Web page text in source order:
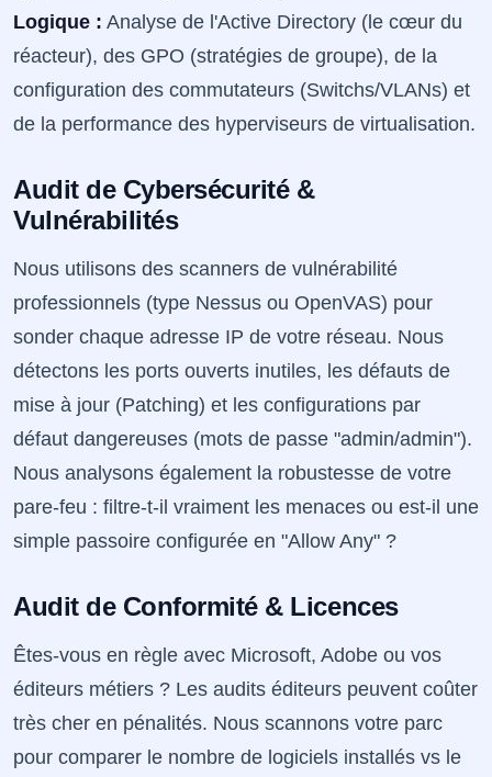
Logique : Analyse de l'Active Directory (le cœur du
réacteur), des GPO (stratégies de groupe), de la
configuration des commutateurs (Switchs/VLANs) et
de la performance des hyperviseurs de virtualisation.
Audit de Cybersécurité &
Vulnérabilités
Nous utilisons des scanners de vulnérabilité
professionnels (type Nessus ou OpenVAS) pour
sonder chaque adresse IP de votre réseau. Nous
détectons les ports ouverts inutiles, les défauts de
mise à jour (Patching) et les configurations par
défaut dangereuses (mots de passe "admin/admin").
Nous analysons également la robustesse de votre
pare-feu : filtre-t-il vraiment les menaces ou est-il une
simple passoire configurée en "Allow Any" ?
Audit de Conformité & Licences
Êtes-vous en règle avec Microsoft, Adobe ou vos
éditeurs métiers ? Les audits éditeurs peuvent coûter
très cher en pénalités. Nous scannons votre parc
pour comparer le nombre de logiciels installés vs le